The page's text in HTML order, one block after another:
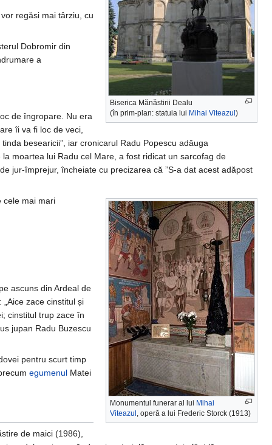
Biserica Mănăstirii Dealu
(în prim-plan: statuia lui Mihai Viteazul)
regăsi mai târziu, cu
Dobromir din
a
de îngropare. Nu era
îi va fi loc de veci,
besearicii”, iar cronicarul Radu Popescu adăuga
moartea lui Radu cel Mare, a fost ridicat un sarcofag de
jur-împrejur, încheiate cu precizarea că ”S-a dat acest adăpost
Monumentul funerar al lui Mihai
Viteazul, operă a lui Frederic Storck (1913)
cele mai mari
ascuns din Ardeal de
zace cinstitul și
cinstitul trup zace în
jupan Radu Buzescu
pentru scurt timp
egumenul Matei
de maici (1986),